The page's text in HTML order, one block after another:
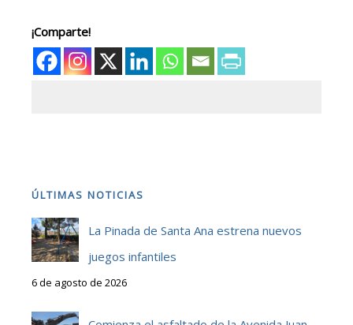
¡Comparte!
ÚLTIMAS NOTICIAS
La Pinada de Santa Ana estrena nuevos
juegos infantiles
6 de agosto de 2026